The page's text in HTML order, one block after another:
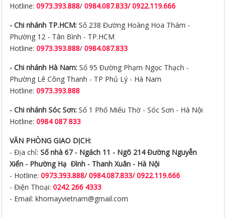
Hotline:0973.393.888/0984.087.833/ 0922.119.666
- Chi nhánh TP.HCM: Số 238 Đường Hoàng Hoa Thám -
Phường 12 - Tân Bình - TP.HCM
Hotline:0973.393.888/0984.087.833
- Chi nhánh Hà Nam: Số 95 Đường Phạm Ngọc Thạch -
Phường Lê Công Thanh - TP Phủ Lý - Hà Nam
Hotline:0973.393.888
- Chi nhánh Sóc Sơn: Số 1 Phố Miếu Thờ - Sóc Sơn - Hà Nội
Hotline:0984 087 833
VĂN PHÒNG GIAO DỊCH:
- Địa chỉ:Số nhà 67 - Ngách 11 - Ngõ 214 Đường Nguyễn
Xiển - Phường Hạ Đình - Thanh Xuân - Hà Nội
- Hotline:0973.393.888/ 0984.087.833/ 0922.119.666
- Điện Thoại:0242 266 4333
- Email: khomayvietnam@gmail.com